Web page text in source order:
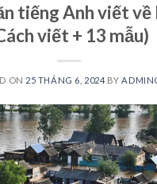
tiếng Anh viết
viết + 13 mẫu)
ON 25 THÁNG 6, 2024 BY